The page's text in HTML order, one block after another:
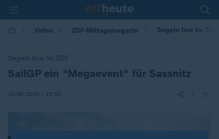
Video ZDF-Mittagsmagazin Segeln live im
Segeln live im ZDF
:
SailGP ein "Megaevent" für Sassnitz
15.08.2025 | 12:53